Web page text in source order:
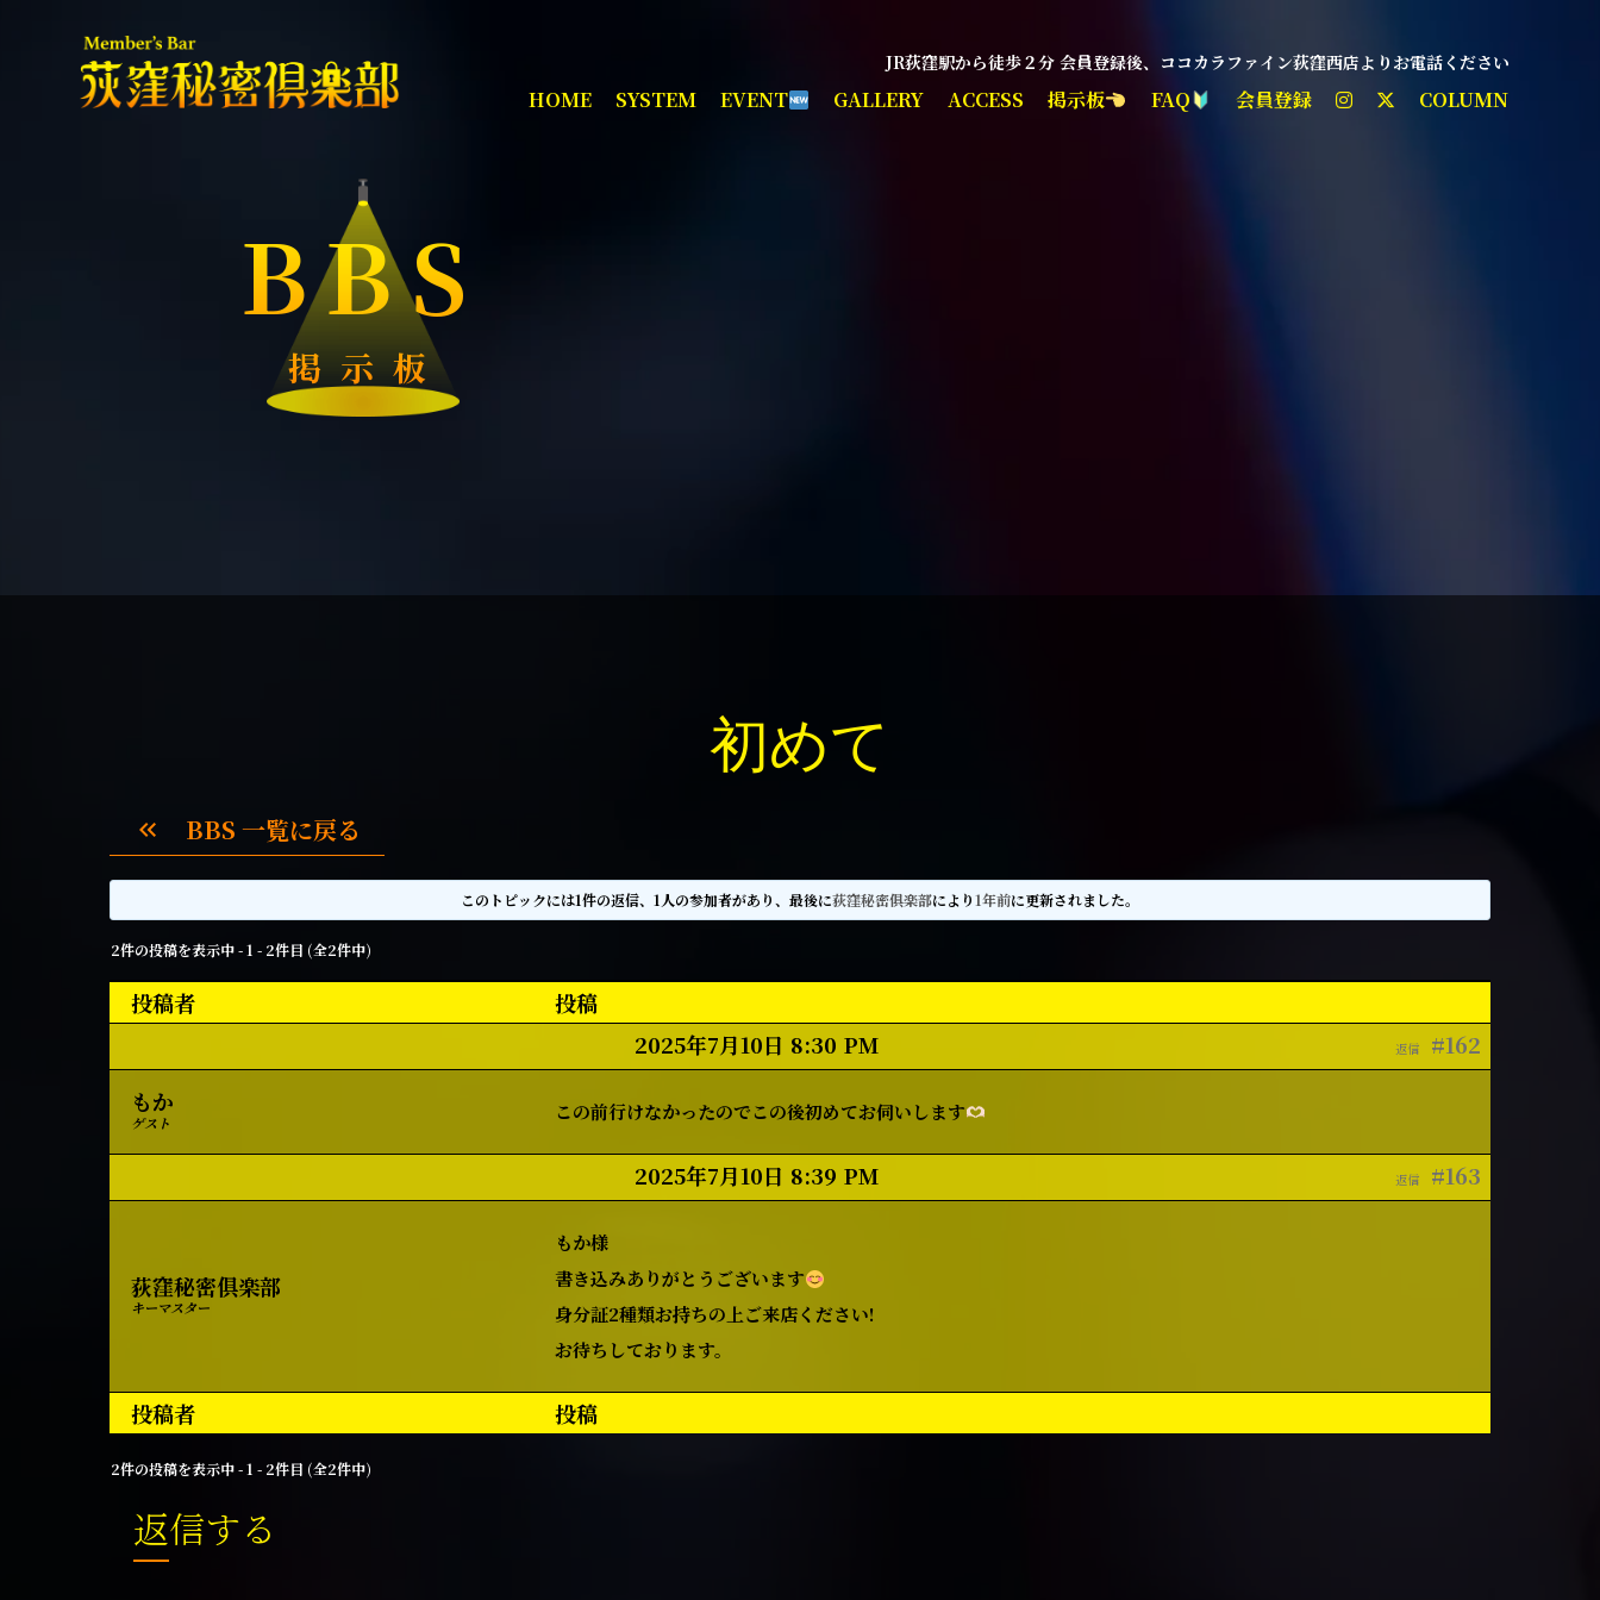
JR荻窪駅から徒歩２分 会員登録後、ココカラファイン荻窪西店よりお電話ください
HOME SYSTEM EVENT GALLERY ACCESS 掲示板 FAQ 会員登録 COLUMN
BBS
掲示板
初めて
keyboard_double_arrow_left BBS 一覧に戻る
このトピックには1件の返信、1人の参加者があり、最後に荻窪秘密俱楽部により1年前に更新されました。
2件の投稿を表示中 - 1 - 2件目 (全2件中)
投稿者
投稿
2025年7月10日 8:30 PM
#162
返信
もか
ゲスト この前行けなかったのでこの後初めてお伺いします
2025年7月10日 8:39 PM #163
返信
荻窪秘密俱楽部
キーマスター
もか様
書き込みありがとうございます
身分証2種類お持ちの上ご来店ください!
お待ちしております。
投稿者 投稿
2件の投稿を表示中 - 1 - 2件目 (全2件中)
返信する